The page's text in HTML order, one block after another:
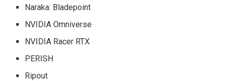
Naraka: Bladepoint
NVIDIA Omniverse
NVIDIA Racer RTX
PERISH
Ripout